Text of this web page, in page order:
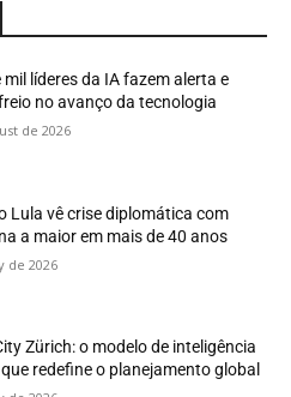
mil líderes da IA fazem alerta e
no avanço da tecnologia
de 2026
Lula vê crise diplomática com
a maior em mais de 40 anos
de 2026
Zürich: o modelo de inteligência
redefine o planejamento global